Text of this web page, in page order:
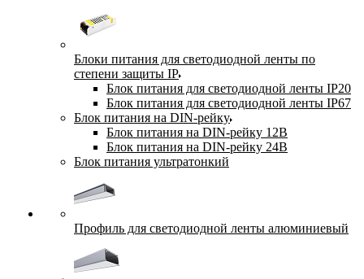
Блоки питания для светодиодной ленты по
степени защиты IP
Блок питания для светодиодной ленты IP20
Блок питания для светодиодной ленты IP67
Блок питания на DIN-рейку
Блок питания на DIN-рейку 12В
Блок питания на DIN-рейку 24В
Блок питания ультратонкий
Профиль для светодиодной ленты алюминиевый